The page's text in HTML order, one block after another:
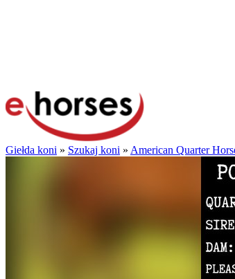
Giełda koni » Szukaj koni » American Quarter